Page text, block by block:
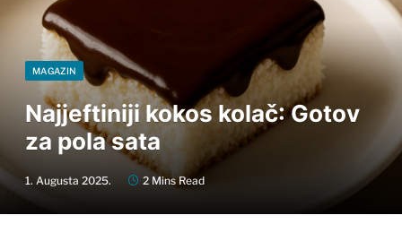
MAGAZIN
Najjeftiniji kokos kolač: Gotov
za pola sata
1. Augusta 2025. 2 Mins Read